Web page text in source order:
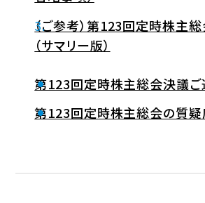
（ご参考）第123回定時株主
（サマリー版）
第123回定時株主総会決議ご
第123回定時株主総会の質